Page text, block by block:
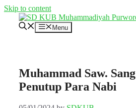
Skip to content
Menu
Muhammad Saw. Sang
Penutup Para Nabi